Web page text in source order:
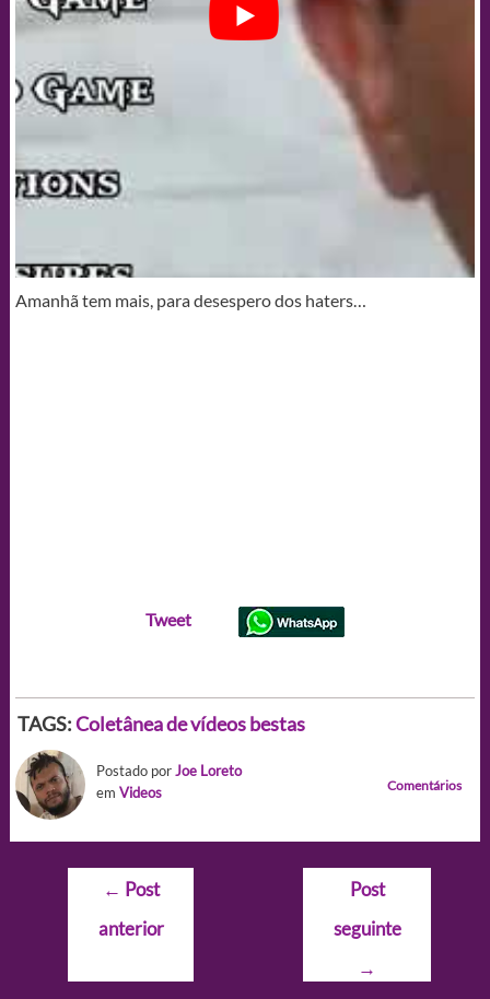
Amanhã tem mais, para desespero dos haters…
Tweet
TAGS:Coletânea de vídeos bestas
Postado porJoe Loreto
em Videos Comentários
Navegação
Post
← Post
anterior
Post
seguinte
→